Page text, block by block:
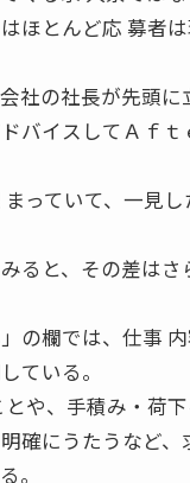
ほとんど応 募者
社の社長が先頭に
バイスしてＡｆｔ
っていて、一見
ると、その差はさ
の欄では、仕事
ている。
や、手積み・荷
確にうたうなど、
。